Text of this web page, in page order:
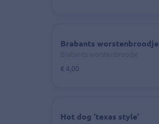
Brabants worstenbroodje
€ 4,00
Hot dog ‘texas style’